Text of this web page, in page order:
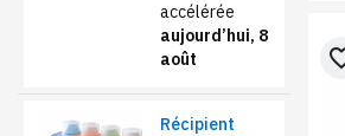
accélérée
aujourd’hui, 8
août
Récipient